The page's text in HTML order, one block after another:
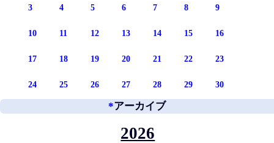
3 4 5 6 7 8 9
10 11 12 13 14 15 16
17 18 19 20 21 22 23
24 25 26 27 28 29 30
*アーカイブ
2026